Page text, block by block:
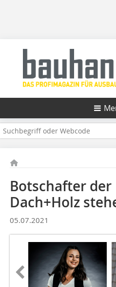
Botschafter der
Dach+Holz
05.07.2021